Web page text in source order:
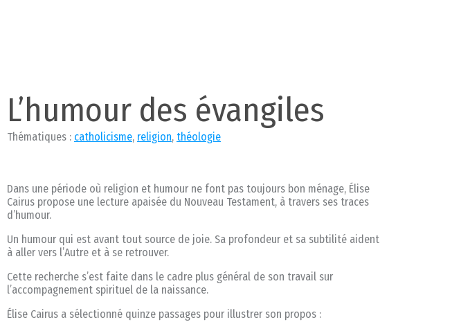
L’humour des évangiles
Thématiques : catholicisme, religion, théologie
Dans une période où religion et humour ne font pas toujours bon ménage, Élise
Cairus propose une lecture apaisée du Nouveau Testament, à travers ses traces
d’humour.
Un humour qui est avant tout source de joie. Sa profondeur et sa subtilité aident
à aller vers l’Autre et à se retrouver.
Cette recherche s’est faite dans le cadre plus général de son travail sur
l’accompagnement spirituel de la naissance.
Élise Cairus a sélectionné quinze passages pour illustrer son propos :